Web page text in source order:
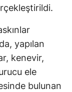
yapılan
kenevir,
ele
bulunan